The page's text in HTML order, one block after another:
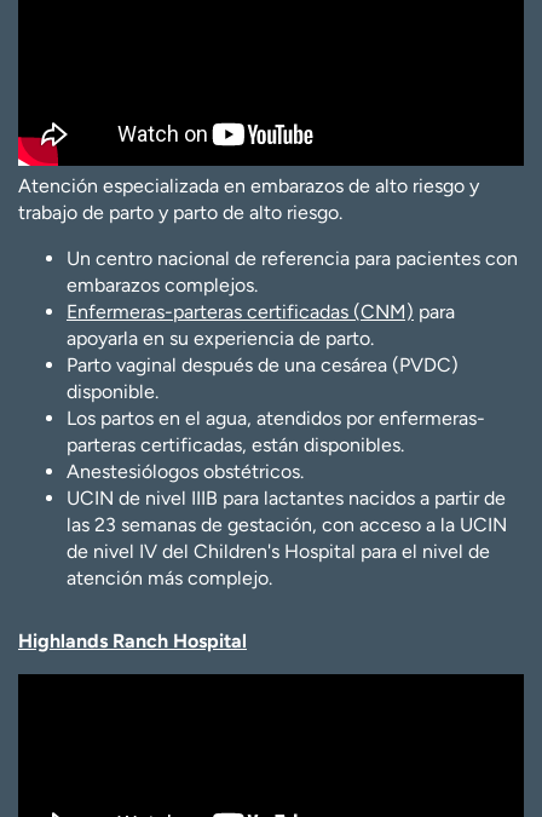
Atención especializada en embarazos de alto riesgo y
trabajo de parto y parto de alto riesgo.
Un centro nacional de referencia para pacientes con
embarazos complejos.
Enfermeras-parteras certificadas (CNM) para
apoyarla en su experiencia de parto.
Parto vaginal después de una cesárea (PVDC)
disponible.
Los partos en el agua, atendidos por enfermeras-
parteras certificadas, están disponibles.
Anestesiólogos obstétricos.
UCIN de nivel IIIB para lactantes nacidos a partir de
las 23 semanas de gestación, con acceso a la UCIN
de nivel IV del Children's Hospital para el nivel de
atención más complejo.
Highlands Ranch Hospital